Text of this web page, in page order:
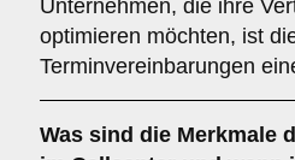
Unternehmen, die ihre
optimieren möchten, ist
Terminvereinbarungen
Was sind die Merkmale